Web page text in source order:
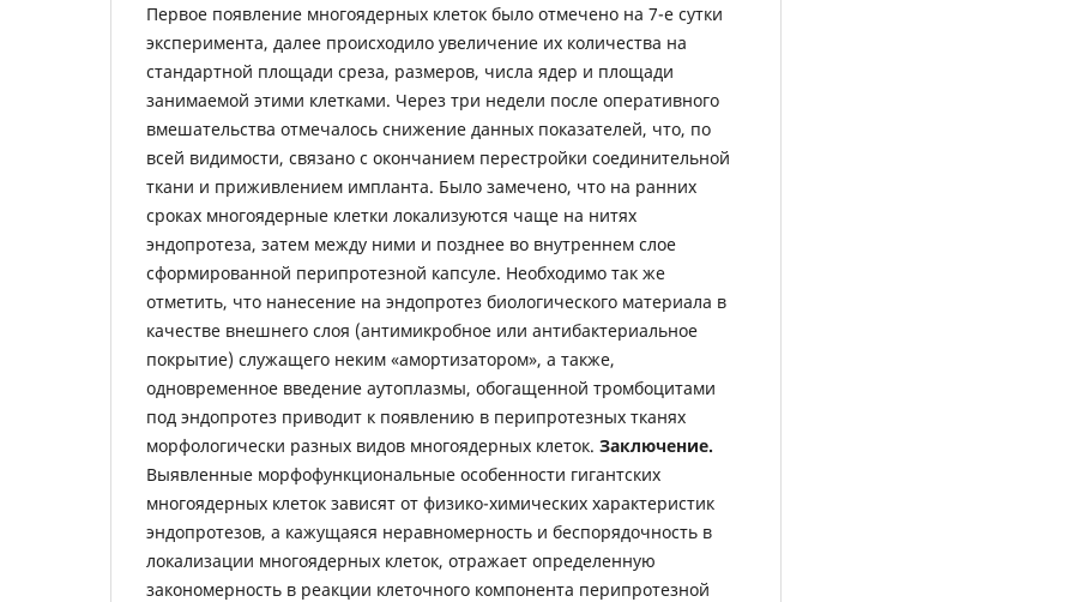
Первое появление многоядерных клеток было отмечено на 7-е сутки
эксперимента, далее происходило увеличение их количества на
стандартной площади среза, размеров, числа ядер и площади
занимаемой этими клетками. Через три недели после оперативного
вмешательства отмечалось снижение данных показателей, что, по
всей видимости, связано с окончанием перестройки соединительной
ткани и приживлением импланта. Было замечено, что на ранних
сроках многоядерные клетки локализуются чаще на нитях
эндопротеза, затем между ними и позднее во внутреннем слое
сформированной перипротезной капсуле. Необходимо так же
отметить, что нанесение на эндопротез биологического материала в
качестве внешнего слоя (антимикробное или антибактериальное
покрытие) служащего неким «амортизатором», а также,
одновременное введение аутоплазмы, обогащенной тромбоцитами
под эндопротез приводит к появлению в перипротезных тканях
морфологически разных видов многоядерных клеток. Заключение.
Выявленные морфофункциональные особенности гигантских
многоядерных клеток зависят от физико-химических характеристик
эндопротезов, а кажущаяся неравномерность и беспорядочность в
локализации многоядерных клеток, отражает определенную
закономерность в реакции клеточного компонента перипротезной